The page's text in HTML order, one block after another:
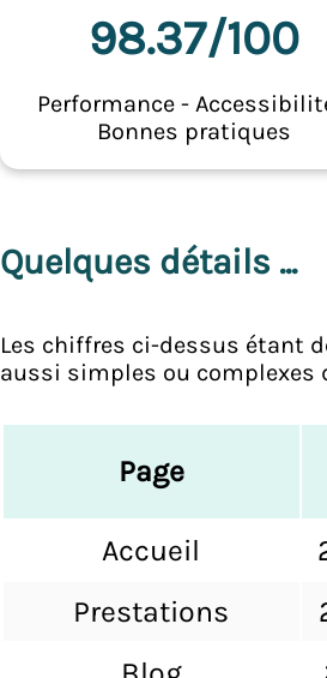
98.37/100
Performance -
Bonnes pratiques
Quelques détails ...
Les chiffres ci-dessus étant
aussi simples ou complexes
Page
Accueil
Prestations